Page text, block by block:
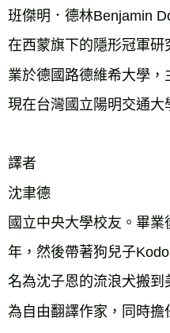
班傑明．德林Benjamin
在西蒙旗下的隱形冠軍
業於德國路德維希大學，
現在台灣國立陽明交通大
譯者
沈聿德
國立中央大學校友。畢
年，然後帶著狗兒子
名為沈子恩的流浪犬搬
為自由翻譯作家，同時